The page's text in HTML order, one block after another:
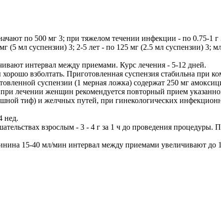
по 500 мг 3; при тяжелом течении инфекции - по 0.75-1 г
(5 мл суспензии) 3; 2-5 лет - по 125 мг (2.5 мл суспензии) 3;
интервал между приемами. Курс лечения - 5-12 дней.
взболтать. Приготовленная суспензия стабильна при
суспензии (1 мерная ложка) содержат 250 мг
лечении женщин рекомендуется повторный прием
тиф) и желчных путей, при гинекологических
нед.
взрослым - 3 - 4 г за 1 ч до проведения процедуры.
15-40 мл/мин интервал между приемами увеличивают